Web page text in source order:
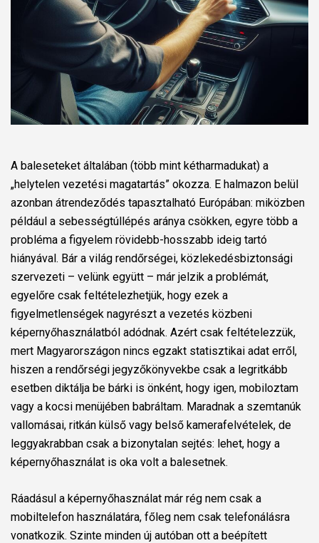
A baleseteket általában (több mint kétharmadukat) a
„helytelen vezetési magatartás” okozza. E halmazon belül
azonban átrendeződés tapasztalható Európában: miközben
például a sebességtúllépés aránya csökken, egyre több a
probléma a figyelem rövidebb-hosszabb ideig tartó
hiányával. Bár a világ rendőrségei, közlekedésbiztonsági
szervezeti – velünk együtt – már jelzik a problémát,
egyelőre csak feltételezhetjük, hogy ezek a
figyelmetlenségek nagyrészt a vezetés közbeni
képernyőhasználatból adódnak. Azért csak feltételezzük,
mert Magyarországon nincs egzakt statisztikai adat erről,
hiszen a rendőrségi jegyzőkönyvekbe csak a legritkább
esetben diktálja be bárki is önként, hogy igen, mobiloztam
vagy a kocsi menüjében babráltam. Maradnak a szemtanúk
vallomásai, ritkán külső vagy belső kamerafelvételek, de
leggyakrabban csak a bizonytalan sejtés: lehet, hogy a
képernyőhasználat is oka volt a balesetnek.
Ráadásul a képernyőhasználat már rég nem csak a
mobiltelefon használatára, főleg nem csak telefonálásra
vonatkozik. Szinte minden új autóban ott a beépített